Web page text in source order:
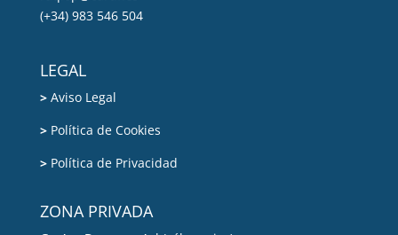
(+34) 983 546 504
LEGAL
>Aviso Legal
>Política de Cookies
>Política de Privacidad
ZONA PRIVADA